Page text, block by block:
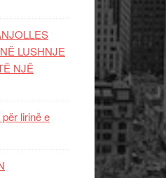
LUSHNJE
NJË
lirinë e